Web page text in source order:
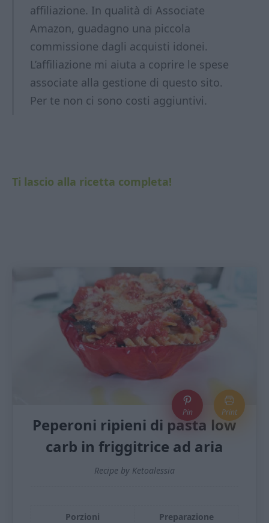
affiliazione. In qualità di Associate
Amazon, guadagno una piccola
commissione dagli acquisti idonei.
L’affiliazione mi aiuta a coprire le spese
associate alla gestione di questo sito.
Per te non ci sono costi aggiuntivi.
Ti lascio alla ricetta completa!
Pin Print
Peperoni ripieni di pasta low
carb in friggitrice ad aria
Recipe by Ketoalessia
Porzioni
Preparazione